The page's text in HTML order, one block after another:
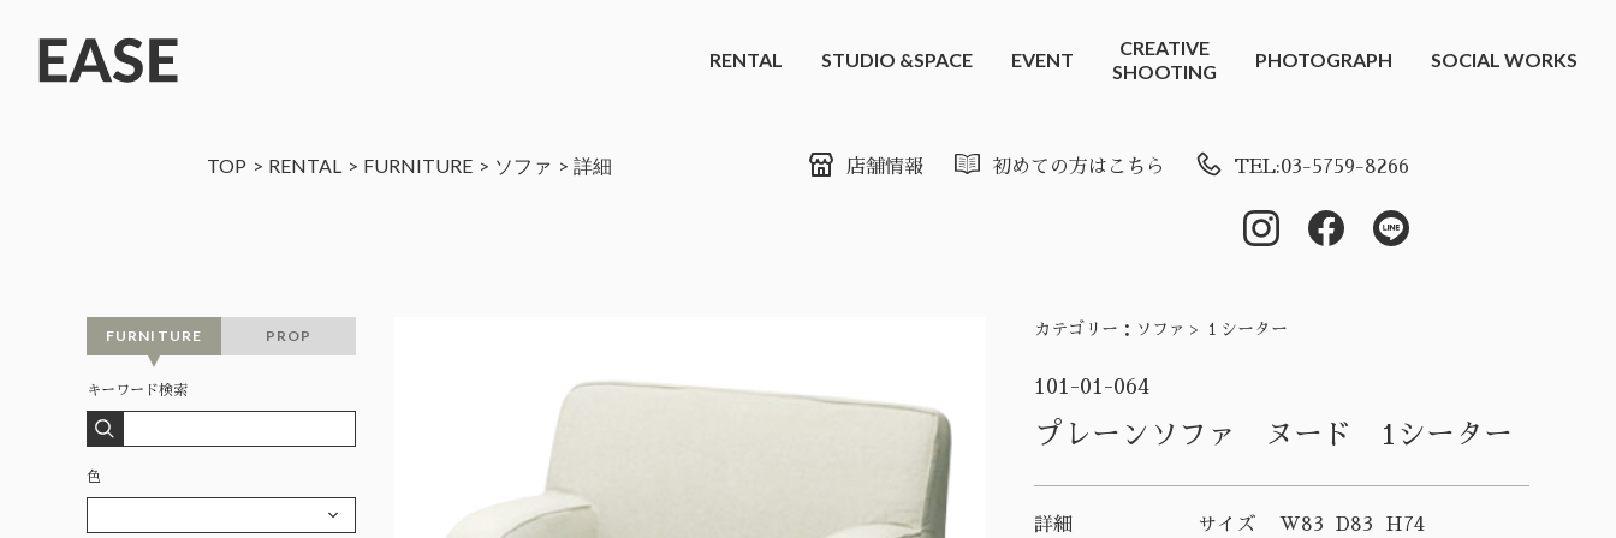
RENTAL STUDIO &SPACE EVENT
CREATIVE
SHOOTING
PHOTOGRAPH SOCIAL WORKS
TOP RENTAL FURNITURE ソファ 詳細 店舗情報 初めての方はこちら TEL:03-5759-8266
カテゴリー： ソファ > １シーター
101-01-064
プレーンソファ ヌード 1シーター
詳細 サイズ W83 D83 H74
FURNITURE PROP
キーワード検索
色